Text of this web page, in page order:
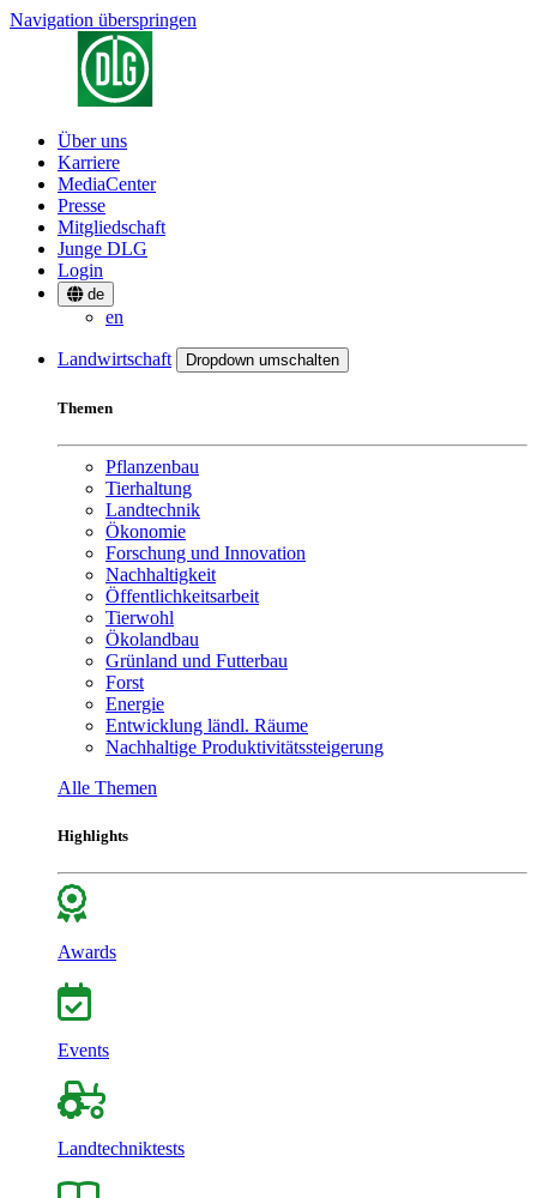
Navigation überspringen
Über uns
Karriere
MediaCenter
Presse
Mitgliedschaft
Junge DLG
Login
de
en
Landwirtschaft Dropdown umschalten
Themen
Pflanzenbau
Tierhaltung
Landtechnik
Ökonomie
Forschung und Innovation
Nachhaltigkeit
Öffentlichkeitsarbeit
Tierwohl
Ökolandbau
Grünland und Futterbau
Forst
Energie
Entwicklung ländl. Räume
Nachhaltige Produktivitätssteigerung
Alle Themen
Highlights
Awards
Events
Landtechniktests